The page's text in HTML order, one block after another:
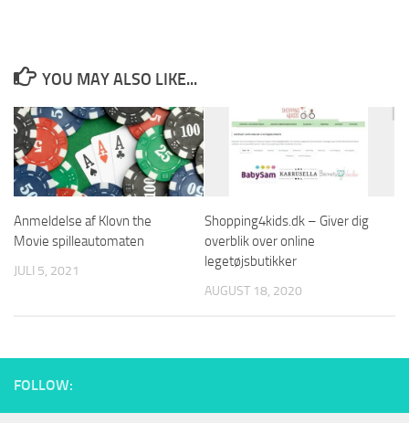
YOU MAY ALSO LIKE...
Anmeldelse af Klovn the
Movie spilleautomaten
JULI 5, 2021
Shopping4kids.dk – Giver dig
overblik over online
legetøjsbutikker
AUGUST 18, 2020
FOLLOW: